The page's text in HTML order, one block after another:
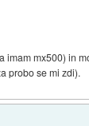
imam mx500) in
probo se mi zdi).